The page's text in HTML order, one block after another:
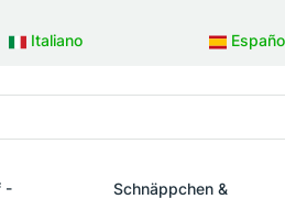
Italiano
-
Schnäppchen &